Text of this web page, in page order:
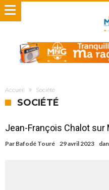
Accueil Société
SOCIÉTÉ
Jean-François Chalot sur
Par Bafodé Touré 29 avril 2023